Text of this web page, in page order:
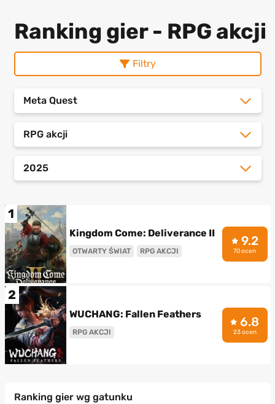
Ranking gier - RPG akcji
Filtry
Meta Quest
RPG akcji
2025
1
Kingdom Come: Deliverance II
OTWARTY ŚWIAT RPG AKCJI
9.2
70 ocen
2
WUCHANG: Fallen Feathers
RPG AKCJI
6.8
23 ocen
Ranking gier wg gatunku